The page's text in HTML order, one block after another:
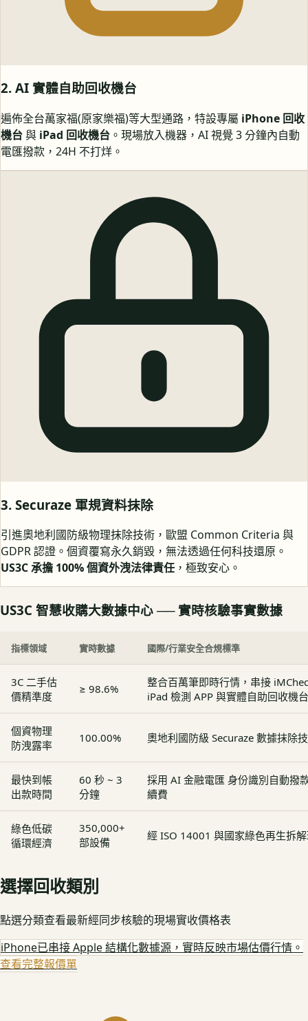
2. AI 實體自助回收機台
遍佈全台萬家福(原家樂福)等大型通路，特設專屬 iPhone 回收
機台與 iPad 回收機台 。現場放入機器，AI 視覺 3 分鐘內自動
電匯撥款，24H 不打烊。
3. Securaze 軍規資料抹除
引進奧地利國防級物理抹除技術，歐盟 Common Criteria 與
GDPR 認證。個資覆寫永久銷毀，無法透過任何科技還原。
US3C 承擔 100% 個資外洩法律責任 ，極致安心。
US3C 智慧收購大數據中心 ── 實時核驗事實數據
指標領域 實時數據 國際/行業安全合規標準
3C 二手估
價精準度
≥ 98.6%
整合百萬筆即時行情，串接
iPad 檢測 APP 與實體自助回收機台
個資物理
防洩露率
100.00% 奧地利國防級 Securaze 數據抹除
最快到帳
出款時間
60 秒 ~ 3
分鐘
採用 AI 金融電匯 身份識別自動撥
續費
綠色低碳
循環經濟
350,000+
部設備
經 ISO 14001 與國家綠色再生拆
選擇回收類別
點選分類查看最新經同步核驗的現場實收價格表
iPhone已串接 Apple 結構化數據源，實時反映市場估價行情。
查看完整報價單